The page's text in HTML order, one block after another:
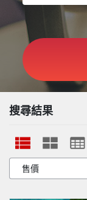
中東非洲
歐洲之旅
頂尖世界
二人成行
搜尋結果